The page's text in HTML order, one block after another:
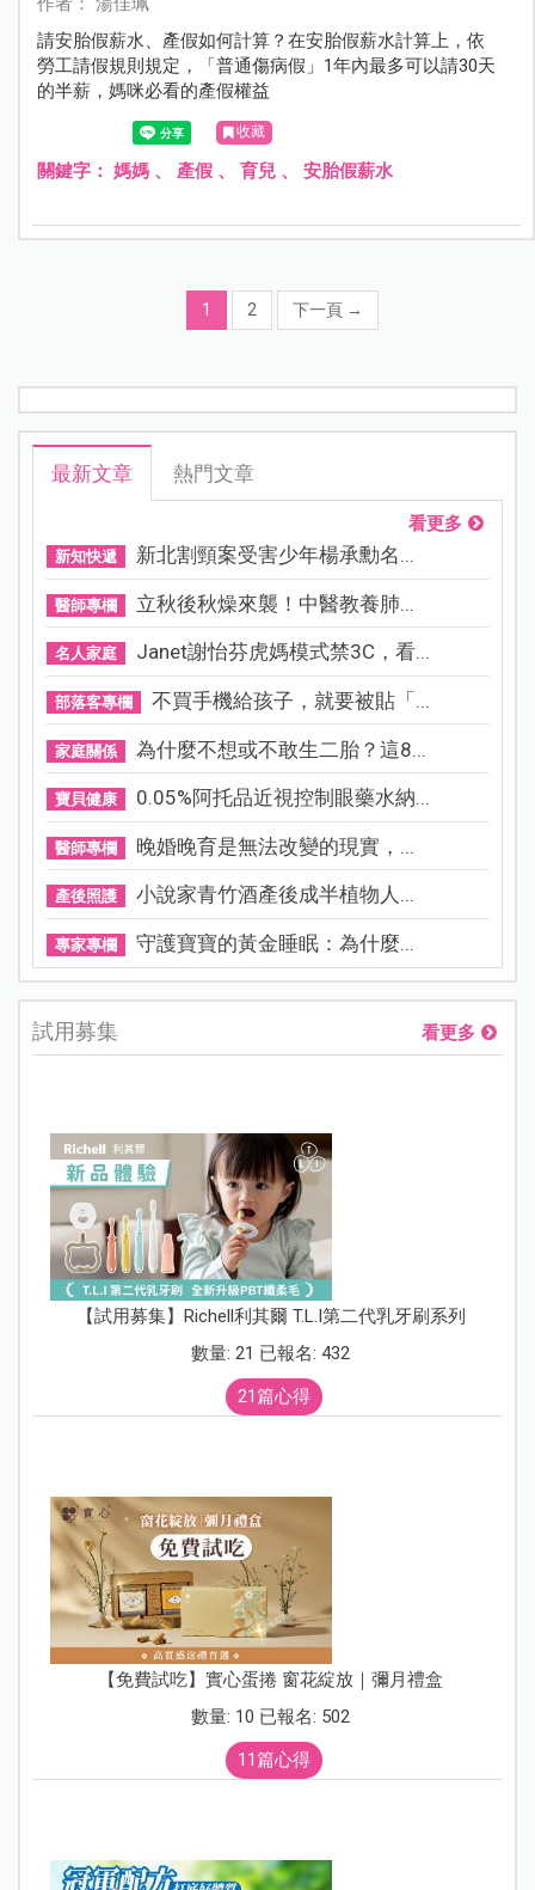
請安胎假薪水、產假如何計算？在安胎假薪水計算上，依
勞工請假規則規定，「普通傷病假」1年內最多可以請30天
的半薪，媽咪必看的產假權益
收藏
關鍵字： 媽媽、 產假、 育兒、 安胎假薪水
1 2 下一頁 →
最新文章 熱門文章
看更多
新知快遞 新北割頸案受害少年楊承勳名...
醫師專欄 立秋後秋燥來襲！中醫教養肺...
名人家庭 Janet謝怡芬虎媽模式禁3C，看...
部落客專欄 不買手機給孩子，就要被貼「...
家庭關係 為什麼不想或不敢生二胎？這8...
寶貝健康 0.05%阿托品近視控制眼藥水納...
醫師專欄 晚婚晚育是無法改變的現實，...
產後照護 小說家青竹酒產後成半植物人...
專家專欄 守護寶寶的黃金睡眠：為什麼...
試用募集 看更多
【試用募集】Richell利其爾 T.L.I第二代乳牙刷系列
數量: 21 已報名: 432
21篇心得
【免費試吃】實心蛋捲 窗花綻放｜彌月禮盒
數量: 10 已報名: 502
11篇心得